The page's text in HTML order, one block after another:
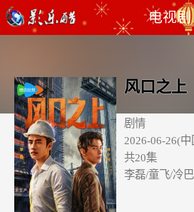
电视剧
风口之上
剧情
2026-06-26(
共20集
李磊/童飞/冷